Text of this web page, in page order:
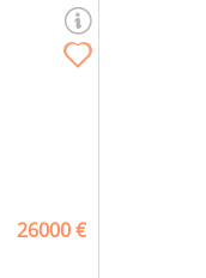
26000 €